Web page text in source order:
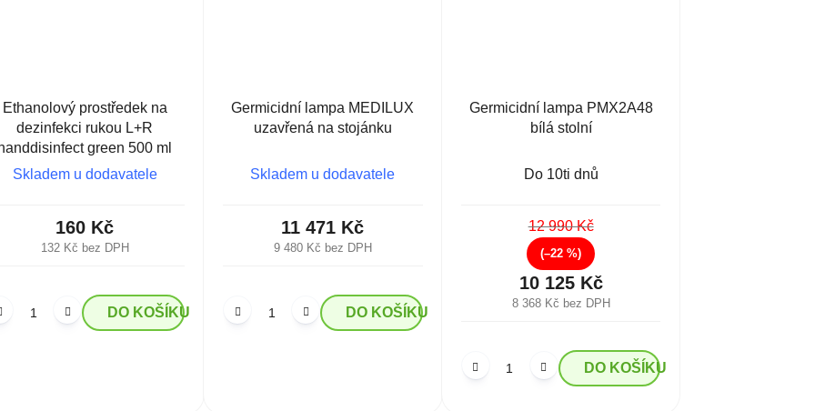
Ethanolový prostředek na
dezinfekci rukou L+R
green 500 ml
Skladem u dodavatele
132 Kč bez DPH
160 Kč
DO KOŠÍKU
Germicidní lampa MEDILUX
uzavřená na stojánku
Skladem u dodavatele
9 480 Kč bez DPH
11 471 Kč
DO KOŠÍKU
Germicidní lampa PMX2A48
bílá stolní
Do 10ti dnů
8 368 Kč bez DPH
10 125 Kč
12 990 Kč
(–22 %)
DO KOŠÍKU